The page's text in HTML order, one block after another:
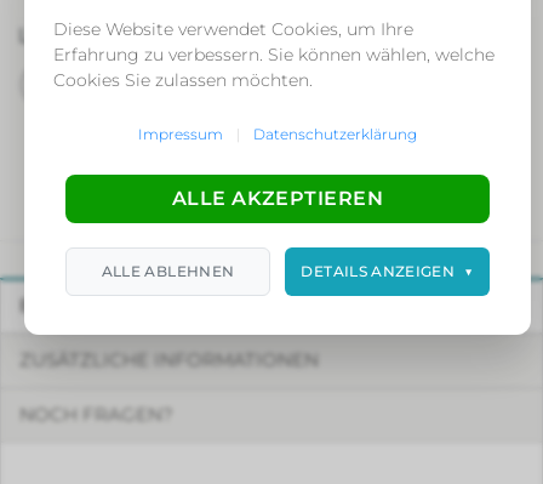
Lieferzeit:6-12 Tage
ZUSÄTZLICHE INFORMATIONEN
NOCH FRAGEN?
Diese Website verwendet Cookies, um Ihre
Erfahrung zu verbessern. Sie können wählen, welche
Cookies Sie zulassen möchten.
Impressum | Datenschutzerklärung
ALLE ABLEHNEN
ALLE AKZEPTIEREN
DETAILS ANZEIGEN ▼